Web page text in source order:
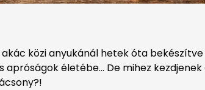
közi anyukánál hetek óta
életébe… De mihez